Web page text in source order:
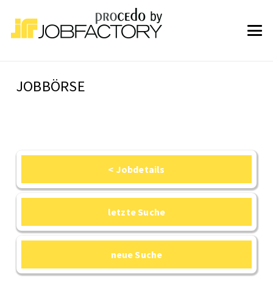
JOBBÖRSE
< Jobdetails
letzte Suche
neue Suche